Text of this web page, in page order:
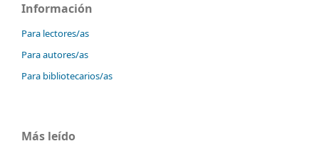
Información
Para lectores/as
Para autores/as
Para bibliotecarios/as
Más leído